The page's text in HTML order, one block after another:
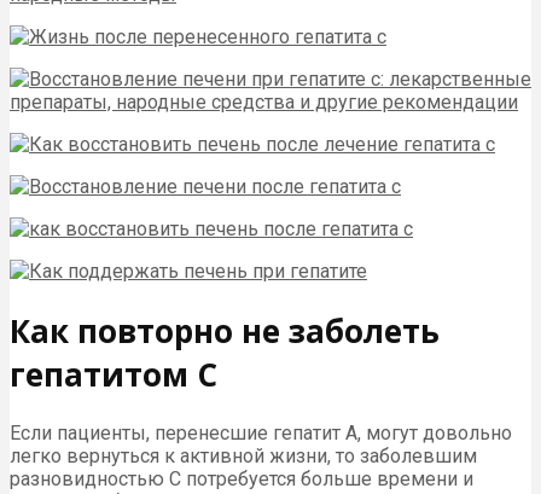
Как повторно не заболеть
гепатитом С
Если пациенты, перенесшие гепатит А, могут довольно
легко вернуться к активной жизни, то заболевшим
разновидностью С потребуется больше времени и